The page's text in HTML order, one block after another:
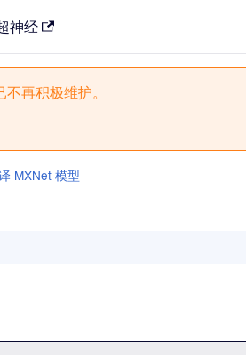
神经
再积极维护。
MXNet 模型